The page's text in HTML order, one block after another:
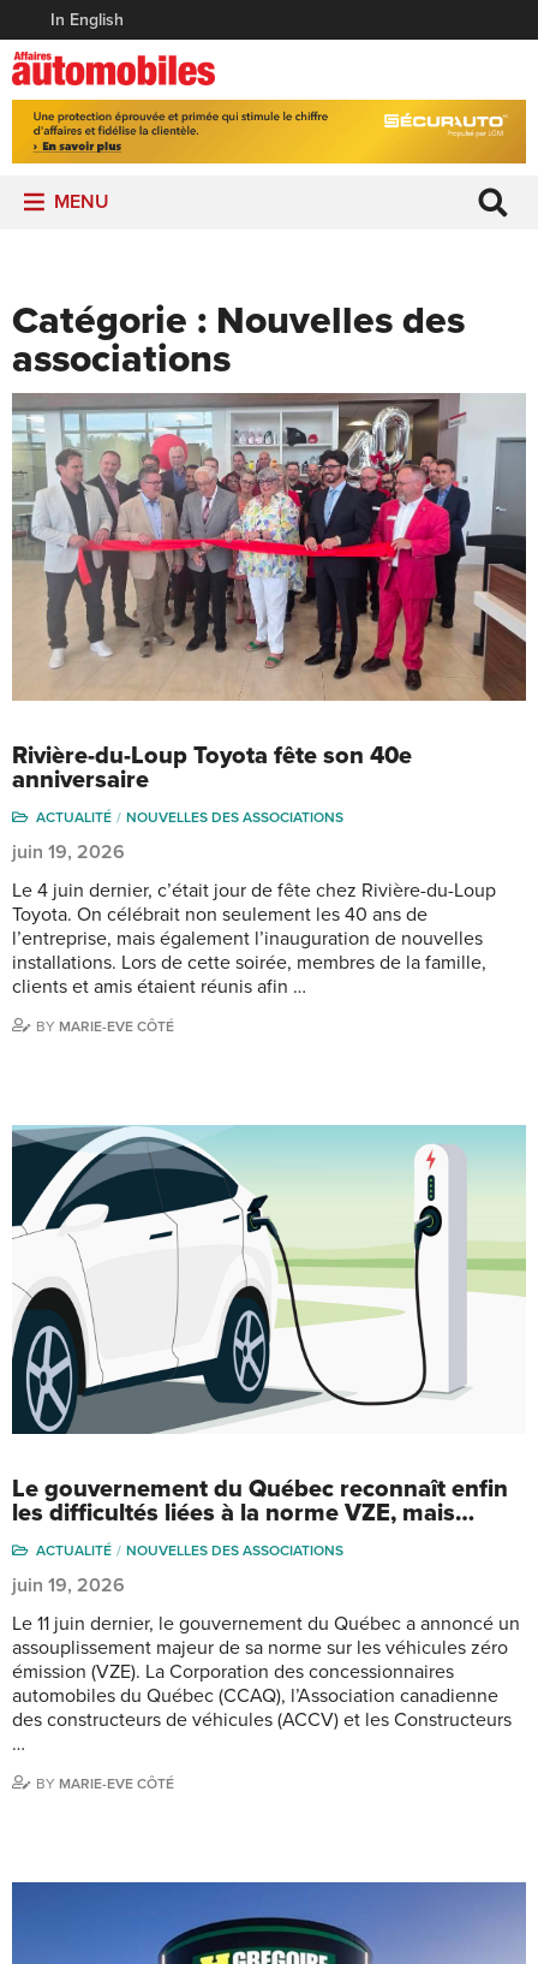
In English
MENU
Catégorie : Nouvelles des
associations
Rivière-du-Loup Toyota fête son 40e
anniversaire
ACTUALITÉ NOUVELLES DES ASSOCIATIONS
juin 19, 2026
Le 4 juin dernier, c’était jour de fête chez Rivière-du-Loup
Toyota. On célébrait non seulement les 40 ans de
l’entreprise, mais également l’inauguration de nouvelles
installations. Lors de cette soirée, membres de la famille,
clients et amis étaient réunis afin …
BY MARIE-EVE CÔTÉ
Le gouvernement du Québec reconnaît enfin
les difficultés liées à la norme VZE, mais…
ACTUALITÉ NOUVELLES DES ASSOCIATIONS
juin 19, 2026
Le 11 juin dernier, le gouvernement du Québec a annoncé un
assouplissement majeur de sa norme sur les véhicules zéro
émission (VZE). La Corporation des concessionnaires
automobiles du Québec (CCAQ), l’Association canadienne
des constructeurs de véhicules (ACCV) et les Constructeurs
…
BY MARIE-EVE CÔTÉ